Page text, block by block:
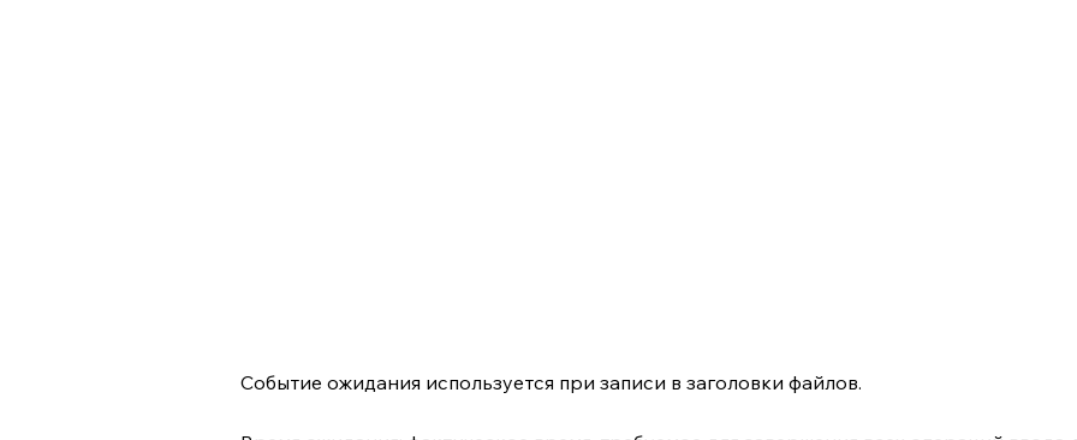
Событие ожидания используется при записи в заголовки файлов.